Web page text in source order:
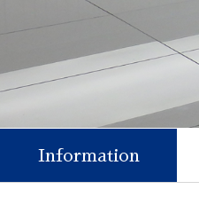
Information